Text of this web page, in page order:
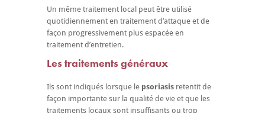
Un même traitement local peut être utilisé
quotidiennement en traitement d’attaque et de
façon progressivement plus espacée en
traitement d’entretien.
Les traitements généraux
Ils sont indiqués lorsque le psoriasis retentit de
façon importante sur la qualité de vie et que les
traitements locaux sont insuffisants ou trop